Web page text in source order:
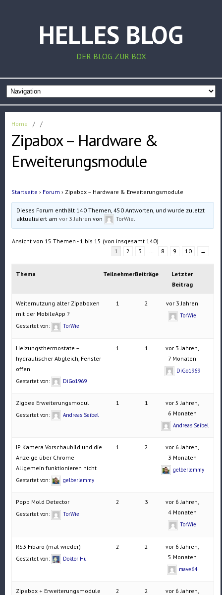
HELLES BLOG
DER BLOG ZUR BOX
Home / /
Zipabox – Hardware &
Erweiterungsmodule
Startseite › Forum › Zipabox – Hardware & Erweiterungsmodule
Dieses Forum enthält 140 Themen, 450 Antworten, und wurde zuletzt
aktualisiert amvor 3 Jahren von TorWie.
Ansicht von 15 Themen - 1 bis 15 (von insgesamt 140)
1
2 3 … 8 9 10 →
Thema TeilnehmerBeiträge
Letzter
Beitrag
Weiternutzung alter Zipaboxen
mit der MobileApp ?
Gestartet von: TorWie
1 2 vor 3 Jahren
TorWie
Heizungsthermostate –
hydraulischer Abgleich, Fenster
offen
Gestartet von: DiGo1969
1 1
vor 3 Jahren,
7 Monaten
DiGo1969
Zigbee Erweiterungsmodul
Gestartet von: Andreas Seibel
1 1
vor 5 Jahren,
6 Monaten
Andreas Seibel
IP Kamera Vorschaubild und die
Anzeige über Chrome
Allgemein funktionieren nicht
Gestartet von: gelberlemmy
1 2
vor 6 Jahren,
3 Monaten
gelberlemmy
Popp Mold Detector
Gestartet von: TorWie
2 3
vor 6 Jahren,
4 Monaten
TorWie
RS3 Fibaro (mal wieder)
Gestartet von: Doktor Hu
2 2
vor 6 Jahren,
5 Monaten
mave64
Zipabox + Erweiterungsmodule 2 2
vor 6 Jahren,